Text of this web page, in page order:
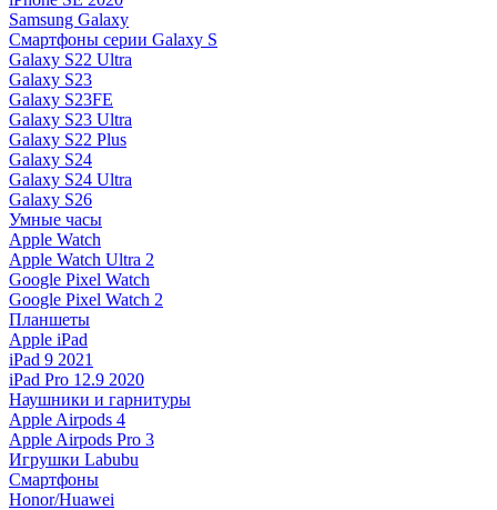
Samsung Galaxy
Смартфоны серии Galaxy S
Galaxy S22 Ultra
Galaxy S23
Galaxy S23FE
Galaxy S23 Ultra
Galaxy S22 Plus
Galaxy S24
Galaxy S24 Ultra
Galaxy S26
Умные часы
Apple Watch
Apple Watch Ultra 2
Google Pixel Watch
Google Pixel Watch 2
Планшеты
Apple iPad
iPad 9 2021
iPad Pro 12.9 2020
Наушники и гарнитуры
Apple Airpods 4
Apple Airpods Pro 3
Игрушки Labubu
Смартфоны
Honor/Huawei